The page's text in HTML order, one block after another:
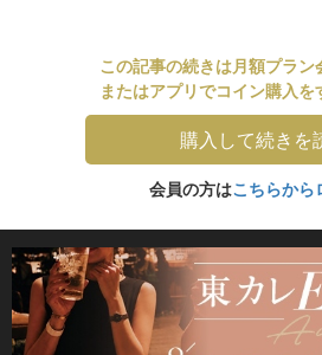
この記事の続きは月額プラン
またはアプリでコイン購入
購入して続きを
会員の方はこちらから